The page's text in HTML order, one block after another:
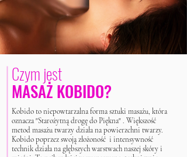
Czym jest
MASAŻ KOBIDO?
Kobido to niepowtarzalna forma sztuki masażu, która
oznacza "Starożytną drogę do Piękna" . Większość
metod masażu twarzy działa na powierzchni twarzy.
Kobido poprzez swoją złożoność i intensywność
technik działa na głębszych warstwach naszej skóry i